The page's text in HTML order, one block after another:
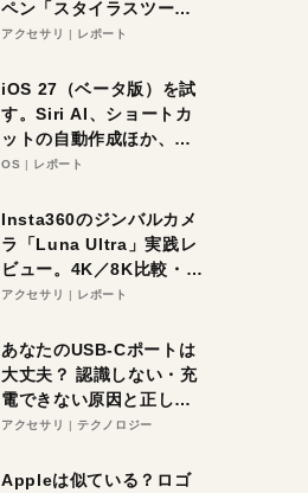
ペン「スタイラスツーウ
ェイ」レビュー。持ち替
アクセサリ レポート
iOS 27（ベータ版）を試
す。Siri AI、ショートカ
ットの自動作成ほか、期
待大の便利機能5選。
る未来はすぐそこ！
OS レポート
Insta360のジンバルカメ
ラ「Luna Ultra」実践レ
ビュー。4K／8K比較・ズ
ーム・夜間撮影をチェッ
アクセサリ レポート
あなたのUSB-Cポートは
大丈夫？ 認識しない・充
電できない原因と正しい
対策
アクセサリ テクノロジー
Appleは似ている？ロゴ